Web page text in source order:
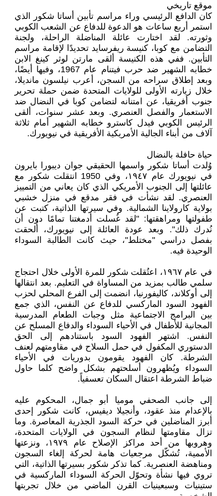
موقع تاريخي
كان الدافع الرئيسي وراء مراسم تأبين أساتا شكور الذي
استمر أربع ساعات هو الدعوة للدفاع عن الشعب الكوبي
وثورته. لقد اختارت عائلة المناضلة الراحلة، ولجنة
التضامن مع كوبا، كنيسة ريفرسايد تحديدًا لإقامة مراسم
التأبين. ففي هذه الكنيسة ألقى مارتن لوثر كينغ الابن
خطابه الشهير ضد حرب فيتنام عام 1967، وفيها أيضًا،
وبعد إطلاق سراحه من السجن، أعرب نيلسون مانديلا،
خلال زيارته الأولى للولايات المتحدة ضمن حملة تحرير
جنوب أفريقيا، عن امتنانه لتضامن كوبا في النضال ضد
الاستعمار والفصل العنصري. وبعد عشر سنوات، ألقى
الرئيس الكوبي فيدل كاسترو خطابه الشهير أمام ثلاثة
آلاف من أبناء الجالية الأمريكية الأفريقية في نيويورك.
حياة حافلة بالنضال
وُلدت أساتا شكور واسمها الحقيقي جوان ديبورا بايرون
في نيويورك عام ١٩٤٧، وفي 1950 انتقلت شكور مع
عائلتها إلى الجنوب الأمريكي الذي كان يعاني من التمييز
العنصري. لقد نشأت في فقر مدقع في منزل خشبي
بولاية كارولاينا الشمالية. وفي سيرتها الذاتية، كتبت عن
طفولتها ومراهقتها: "لقد غُسلت أدمغتنا تمامًا دون أن
نُدرك ذلك". وبعد عودة العائلة إلى نيويورك، أُلحقت
بفصل دراسي "مختلط"، حيث كانت الطالبة السوداء
الوحيدة فيه.
في عام ١٩٦٧، اعتُقلت شكور للمرة الأولى خلال احتجاج
سلمي طالب بمزيد من المساواة في التعليم. بعد انتقالها
إلى أوكلاند، كاليفورنيا، انضمت إلى الفرع المحلي لحزب
الفهود السود الماركسي للدفاع عن النفس، الذي جمع
بين البرامج الاجتماعية مثل وجبات الطعام المدرسية
المجانية للأطفال في الأحياء السوداء والدفاع المسلح عن
النفس. اشتهر الفهود السود باستنادهم إلى الحق
الدستوري المكفول في حمل السلاح في مقاومتهم لعنف
الشرطة. كان الفهود يقومون بدوريات في الأحياء
السوداء ويُظهرون أسلحتهم بشكل واضح كلما حاول
ضباط الشرطة اعتقال السكان تعسفياً.
إلى جانب الصحفي موميا أبو جمال، المحكوم عليه
بالإعدام منذ عقود، وأنجيلا ديفيس، كانت شكور إحدى
أبرز المناضلين في حركة السود الجذرية المعاصرة. وما
تزال مقاومتها لنظام السجون في الولايات المتحدة،
وهروبها من أحد مراكز الإصلاح عام ١٩٧٩، ونزعتها
الأممية، تُشكّل مرجعيات هامة لحركة إلغاء السجون
ومناهضة العنصرية. كما تذكر شكور بسيرتها الذاتية، التي
تروي فيها نشأة وتحوّل الحركة السوداء الماركسية في
ستينيات وسبعينيات القرن الماضي من خلال تجربتها